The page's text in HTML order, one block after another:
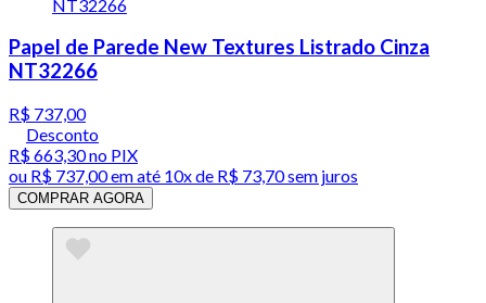
Papel de Parede New Textures Listrado Cinza
NT32266
R$ 737,00
Desconto
R$ 663,30no PIX
ou R$ 737,00em até 10x de R$ 73,70 sem juros
COMPRAR AGORA